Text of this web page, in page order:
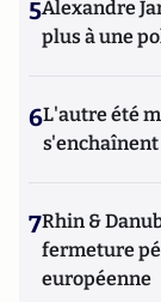
5Alexandre
plus à une
6L'autre été
s'enchaînent
7Rhin &
fermeture
européenne